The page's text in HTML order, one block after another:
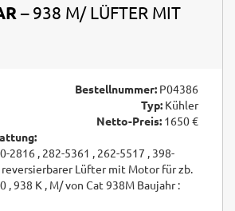
– 938 M/ LÜFTER MIT
Bestellnummer: P04386
Typ: Kühler
Netto-Preis: 1650 €
2816 , 282-5361 , 262-5517 , 398-
Lüfter mit Motor für zb.
, 938 K , M/ von Cat 938M Baujahr :